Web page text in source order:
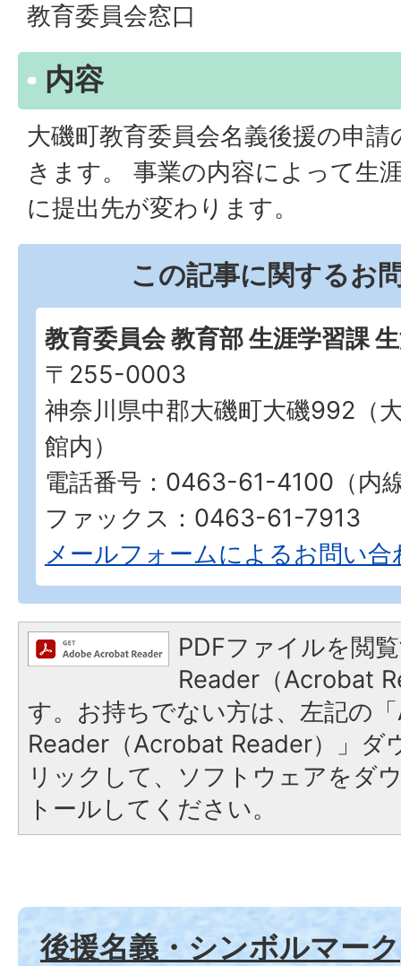
教育委員会窓口
内容
大磯町教育委員会名義後援の申
きます。 事業の内容によって生
に提出先が変わります。
この記事に関するお
教育委員会 教育部 生涯学習課
〒255-0003
神奈川県中郡大磯町大磯992（
館内）
電話番号：0463-61-4100（内
ファックス：0463-61-7913
メールフォームによるお問い合
PDFファイルを閲
Reader（Acrobat
す。お持ちでない方は、左記の
Reader（Acrobat Reader）」ダ
リックして、ソフトウェアをダ
トールしてください。
後援名義・シンボルマーク